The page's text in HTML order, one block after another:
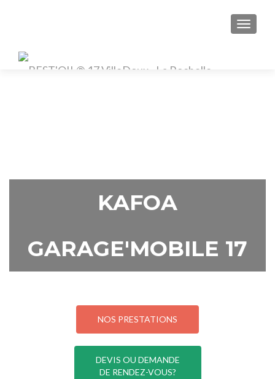
KAFOA
GARAGE'MOBILE 17
NOS PRESTATIONS
DEVIS OU DEMANDE
DE RENDEZ-VOUS?